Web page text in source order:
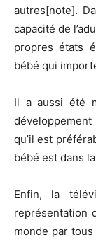
autres[note].
capacité de
propres états
bébé qui
Il a aussi été
qu’il est
bébé est dans
Enfin, la
représentation
monde par